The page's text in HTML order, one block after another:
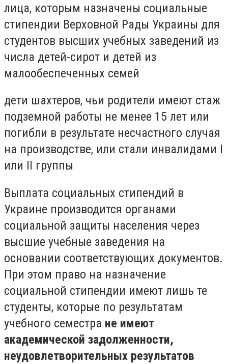
лица, которым назначены социальные
стипендии Верховной Рады Украины для
студентов высших учебных заведений из
числа детей-сирот и детей из
малообеспеченных семей
дети шахтеров, чьи родители имеют стаж
подземной работы не менее 15 лет или
погибли в результате несчастного случая
на производстве, или стали инвалидами I
или II группы
Выплата социальных стипендий в
Украине производится органами
социальной защиты населения через
высшие учебные заведения на
основании соответствующих документов.
При этом право на назначение
социальной стипендии имеют лишь те
студенты, которые по результатам
учебного семестра не имеют
академической задолженности,
неудовлетворительных результатов